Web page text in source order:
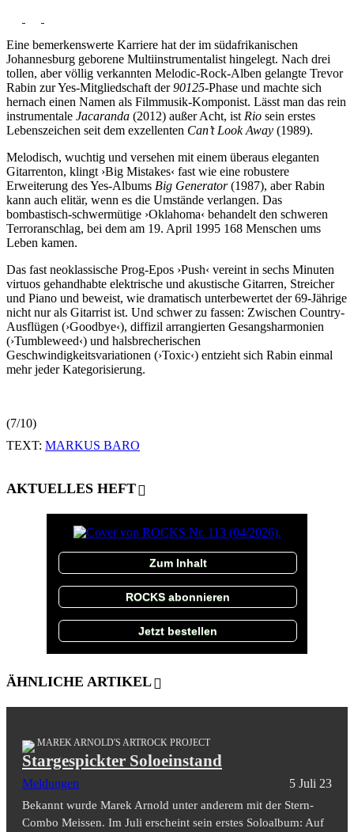
Eine bemerkenswerte Karriere hat der im südafrikanischen
Johannesburg geborene Multiinstrumentalist hingelegt. Nach drei
tollen, aber völlig verkannten Melodic-Rock-Alben gelangte Trevor
Rabin zur Yes-Mitgliedschaft der90125-Phase und machte sich
hernach einen Namen als Filmmusik-Komponist. Lässt man das rein
instrumentale Jacaranda (2012) außer Acht, ist Rio sein erstes
Lebenszeichen seit dem exzellenten Can’t Look Away (1989).
Melodisch, wuchtig und versehen mit einem überaus eleganten
Gitarrenton, klingt ›Big Mistakes‹ fast wie eine robustere
Erweiterung des Yes-Albums Big Generator(1987), aber Rabin
kann auch elitär, wenn es die Umstände verlangen. Das
bombastisch-schwermütige ›Oklahoma‹ behandelt den schweren
Terroranschlag, bei dem am 19. April 1995 168 Menschen ums
Leben kamen.
Das fast neoklassische Prog-Epos ›Push‹ vereint in sechs Minuten
virtuos gehandhabte elektrische und akustische Gitarren, Streicher
und Piano und beweist, wie dramatisch unterbewertet der 69-Jährige
nicht nur als Gitarrist ist. Und schwer zu fassen: Zwischen Country-
Ausflügen (›Goodbye‹), diffizil arrangierten Gesangsharmonien
(›Tumbleweed‹) und halsbrecherischen
Geschwindigkeitsvariationen (›Toxic‹) entzieht sich Rabin einmal
mehr jeder Kategorisierung.
(7/10)
TEXT: MARKUS BARO
AKTUELLES HEFT
Zum Inhalt
ROCKS abonnieren
Jetzt bestellen
ÄHNLICHE ARTIKEL
MAREK ARNOLD'S ARTROCK PROJECT
Stargespickter Soloeinstand
Meldungen 5 Juli 23
Bekannt wurde Marek Arnold unter anderem mit der Stern-
Combo Meissen. Im Juli erscheint sein erstes Soloalbum: Auf